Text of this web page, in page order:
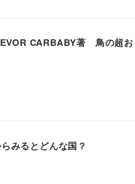
CARBABY著 鳥の超お
みるとどんな国？